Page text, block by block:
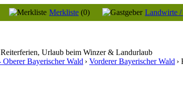
Merkliste (0) Landwirte /
Urlaub beim Winzer & Landurlaub
Oberer Bayerischer Wald › Vorderer Bayerischer Wald ›